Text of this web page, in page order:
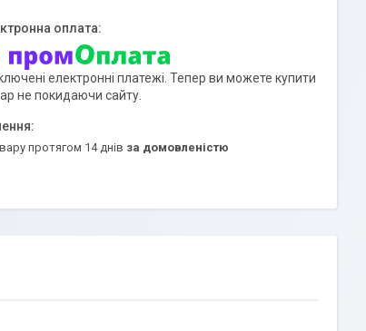
електронні платежі. Тепер ви можете купити
не покидаючи сайту.
протягом 14 днів за домовленістю